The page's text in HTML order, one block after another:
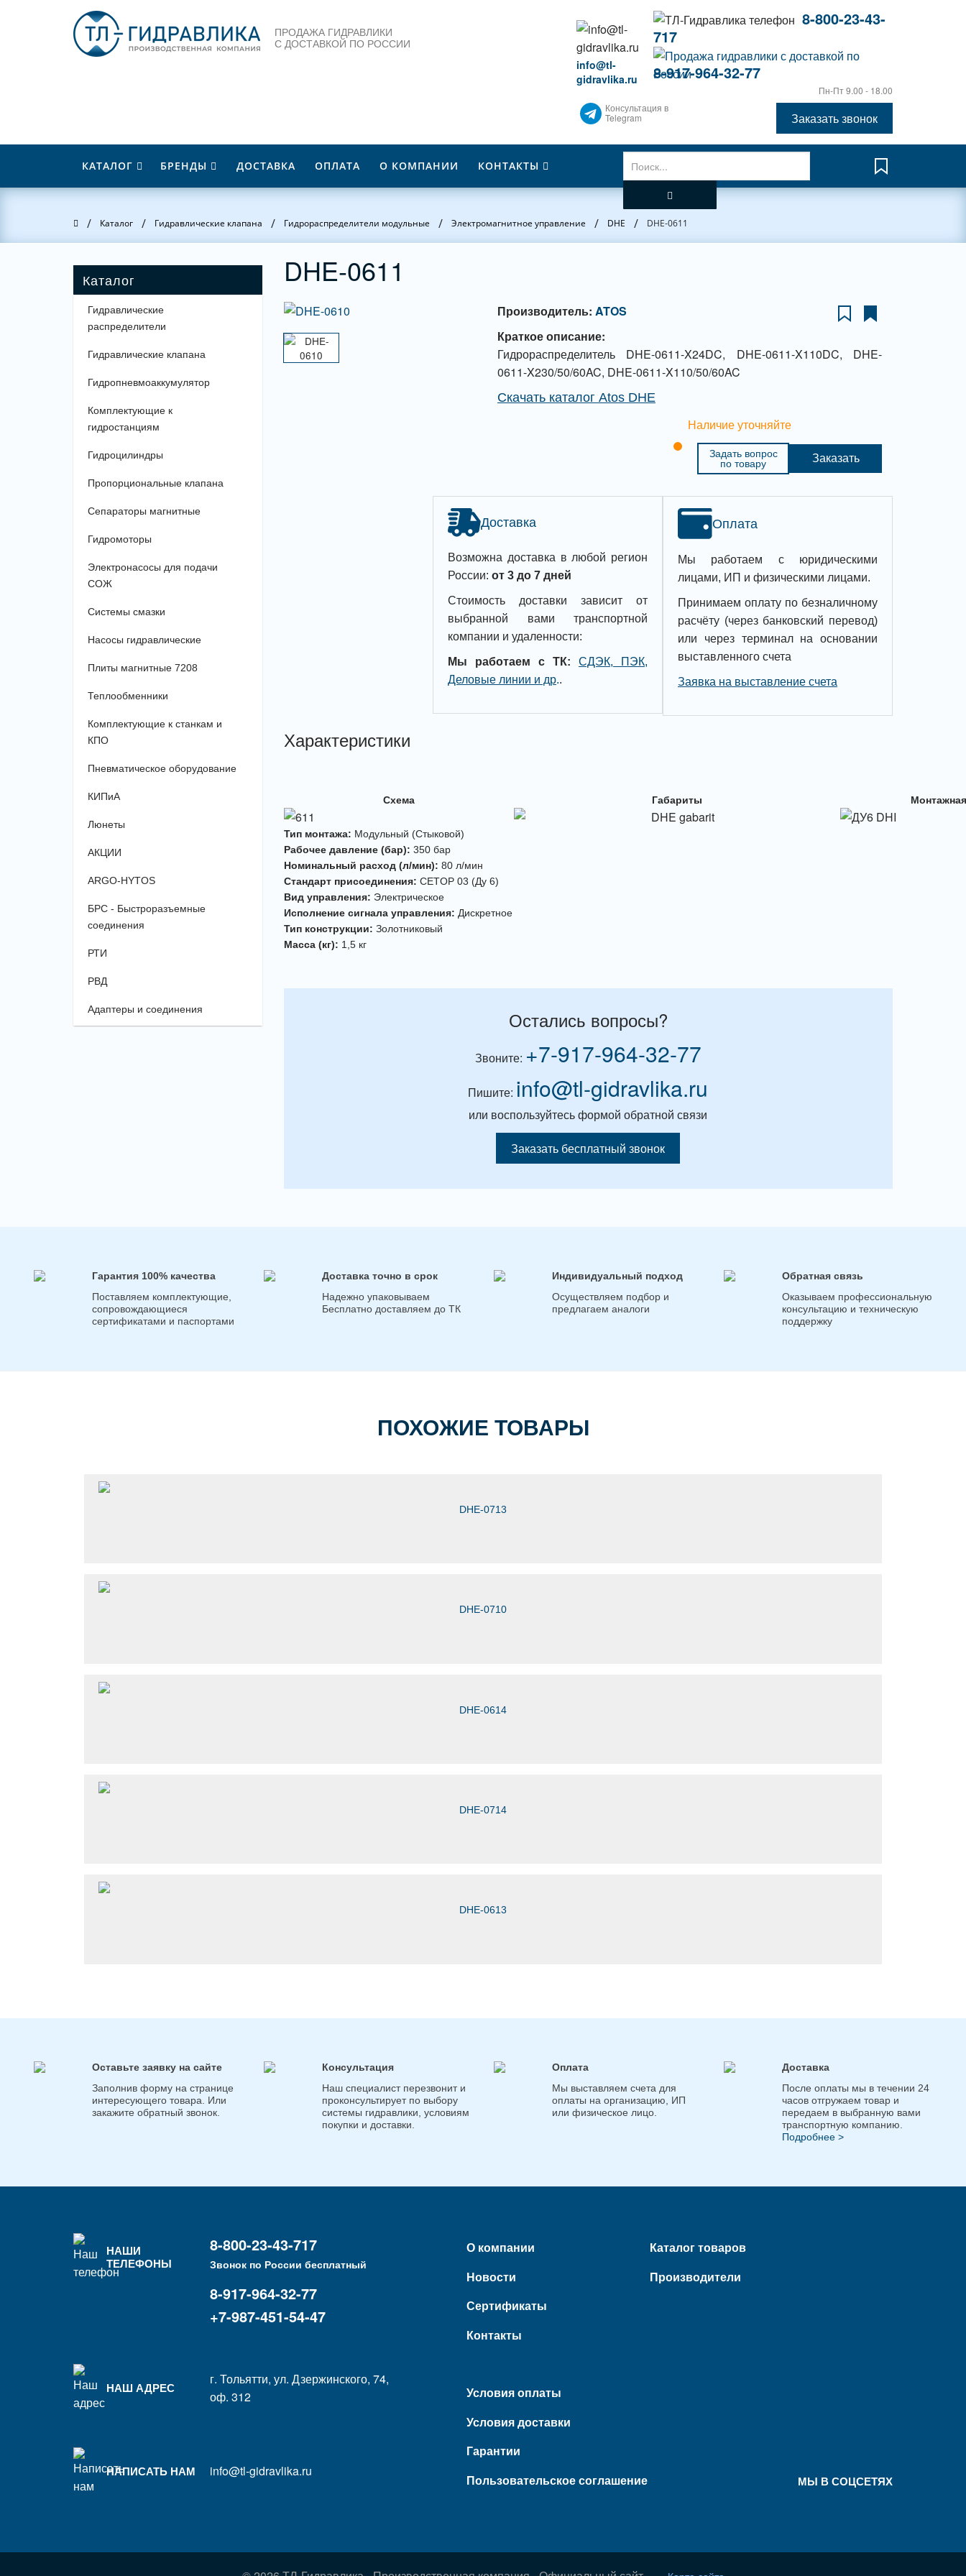
ПРОДАЖА ГИДРАВЛИКИ
С ДОСТАВКОЙ ПО РОССИИ
info@tl-
gidravlika.ru
8-800-23-43-
717
8-917-964-32-77
Пн-Пт 9.00 - 18.00
Консультация в
Telegram
Заказать звонок
КАТАЛОГ БРЕНДЫ ДОСТАВКА ОПЛАТА О КОМПАНИИ КОНТАКТЫ
Главная
/ Каталог / Гидравлические клапана / Гидрораспределители модульные / Электромагнитное управление / DHE / DHE-0611
Гидравлические
распределители
Гидравлические клапана
Гидропневмоаккумулятор
Комплектующие к
гидростанциям
Гидроцилиндры
Пропорциональные клапана
Сепараторы магнитные
Гидромоторы
Электронасосы для подачи
СОЖ
Системы смазки
Насосы гидравлические
Плиты магнитные 7208
Теплообменники
Комплектующие к станкам и
КПО
Пневматическое оборудование
КИПиА
Люнеты
АКЦИИ
ARGO-HYTOS
БРС - Быстроразъемные
соединения
РТИ
РВД
Адаптеры и соединения
DHE-0611
Производитель: ATOS
Краткое описание:
Гидрораспределитель DHE-0611-X24DC, DHE-0611-X110DC, DHE-
0611-X230/50/60AC, DHE-0611-X110/50/60AC
Скачать каталог Atos DHE
Наличие уточняйте
Задать вопрос
по товару
Заказать
Оплата
Мы работаем с юридическими
лицами, ИП и физическими лицами.
Принимаем оплату по безналичному
расчёту (через банковский перевод)
или через терминал на основании
выставленного счета
Заявка на выставление счета
Доставка
Возможна доставка в любой регион
России: от 3 до 7 дней
Стоимость доставки зависит от
выбранной вами транспортной
компании и удаленности:
Мы работаем с ТК:
СДЭК, ПЭК,
Деловые линии и др..
Характеристики
Схема Габариты
Тип монтажа: Модульный (Стыковой)
Рабочее давление (бар): 350 бар
Номинальный расход (л/мин): 80 л/мин
Стандарт присоединения: CETOP 03 (Ду 6)
Вид управления: Электрическое
Исполнение сигнала управления: Дискретное
Тип конструкции: Золотниковый
Масса (кг): 1,5 кг
Остались вопросы?
Звоните: +7-917-964-32-77
Пишите: info@tl-gidravlika.ru
или воспользуйтесь формой обратной связи
Заказать бесплатный звонок
Гарантия 100% качества
Поставляем комплектующие,
сопровождающиеся
сертификатами и паспортами
Доставка точно в срок
Надежно упаковываем
Бесплатно доставляем до ТК
Индивидуальный подход
Осуществляем подбор и
предлагаем аналоги
Обратная связь
Оказываем профессиональную
консультацию и техническую
поддержку
ПОХОЖИЕ ТОВАРЫ
DHE-0713
DHE-0710
DHE-0614
DHE-0714
DHE-0613
Оставьте заявку на сайте
Заполнив форму на странице
интересующего товара. Или
закажите обратный звонок.
Консультация
Наш специалист перезвонит и
проконсультирует по выбору
системы гидравлики, условиям
покупки и доставки.
Оплата
Мы выставляем счета для
оплаты на организацию, ИП
или физическое лицо.
Доставка
После оплаты мы в течении 24
часов отгружаем товар и
передаем в выбранную вами
транспортную компанию.
Подробнее >
НАШИ
ТЕЛЕФОНЫ
8-800-23-43-717
Звонок по России бесплатный
8-917-964-32-77
+7-987-451-54-47
НАШ АДРЕС
г. Тольятти, ул. Дзержинского, 74,
оф. 312
НАПИСАТЬ НАМ info@tl-gidravlika.ru
О компании
Новости
Сертификаты
Контакты
Условия оплаты
Условия доставки
Гарантии
Пользовательское соглашение
Каталог товаров
Производители
МЫ В СОЦСЕТЯХ